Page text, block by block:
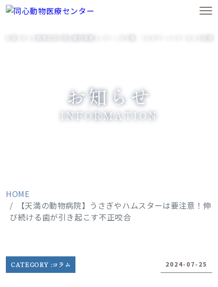
お知らせ
INFORMATION
お知らせ｜大阪市北区の同心動物医療センター｜犬や猫、うさぎやハムスターなどの診療
HOME
【天満の動物病院】うさぎやハムスターは要注意！伸
び続ける歯が引き起こす不正咬合
CATEGORY :コラム 2024-07-25
●
●